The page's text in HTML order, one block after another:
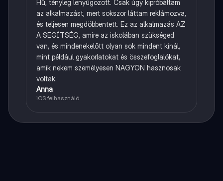
Hű, tényleg lenyűgözött. Csak úgy kipróbáltam
az alkalmazást, mert sokszor láttam reklámozva,
és teljesen megdöbbentett. Ez az alkalmazás AZ
A SEGÍTSÉG, amire az iskolában szükséged
van, és mindenekelőtt olyan sok mindent kínál,
mint például gyakorlatokat és összefoglalókat,
amik nekem személyesen NAGYON hasznosak
voltak.
Anna
iOS felhasználó